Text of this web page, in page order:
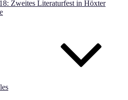
Zweites Literaturfest in Höxter